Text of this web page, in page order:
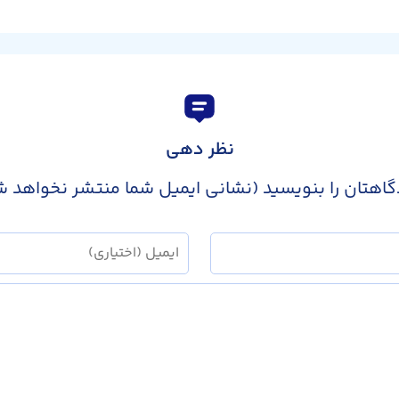
نظر دهی
را بنویسید (نشانی ایمیل شما منتشر